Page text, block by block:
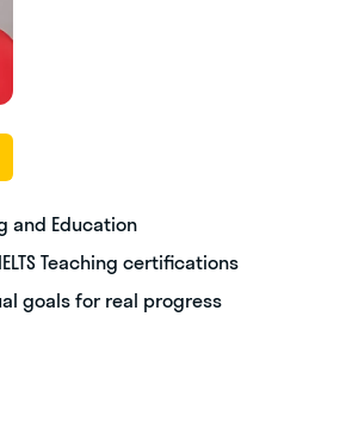
and Education
IELTS Teaching certifications
goals for real progress